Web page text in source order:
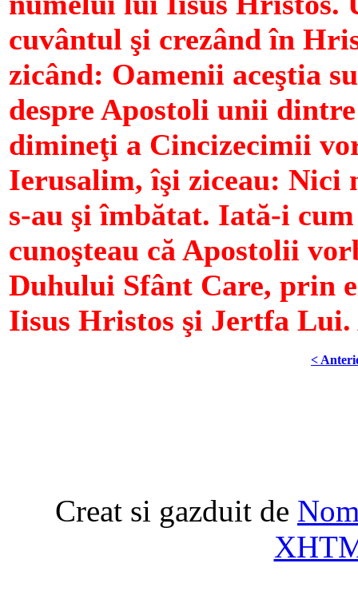
cuvântul şi crezând în
zicând: Oamenii aceştia
despre Apostoli unii
dimineţi a Cincizecimii
Ierusalim, îşi ziceau: Nici
s-au şi îmbătat. Iată-i
cunoşteau că Apostolii
Duhului Sfânt Care, prin
Iisus Hristos şi Jertfa
<
Creat si gazduit de